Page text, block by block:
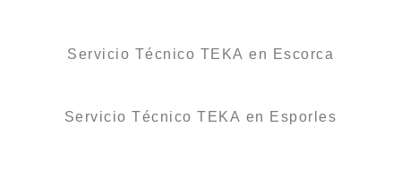
Servicio Técnico TEKA en Escorca
Servicio Técnico TEKA en Esporles